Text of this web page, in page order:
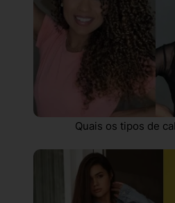
Quais os tipos de